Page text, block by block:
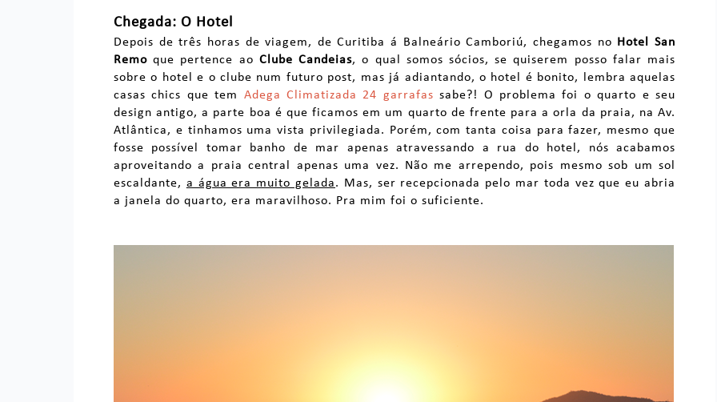
Chegada: O Hotel
Depois de três horas de viagem, de Curitiba á Balneário Camboriú, chegamos no Hotel San
Remo que pertence ao Clube Candeias, o qual somos sócios, se quiserem posso falar mais
sobre o hotel e o clube num futuro post, mas já adiantando, o hotel é bonito, lembra aquelas
casas chics que tem Adega Climatizada 24 garrafas sabe?! O problema foi o quarto e seu
design antigo, a parte boa é que ficamos em um quarto de frente para a orla da praia, na Av.
Atlântica, e tinhamos uma vista privilegiada. Porém, com tanta coisa para fazer, mesmo que
fosse possível tomar banho de mar apenas atravessando a rua do hotel, nós acabamos
aproveitando a praia central apenas uma vez. Não me arrependo, pois mesmo sob um sol
escaldante, a água era muito gelada. Mas, ser recepcionada pelo mar toda vez que eu abria
a janela do quarto, era maravilhoso. Pra mim foi o suficiente.